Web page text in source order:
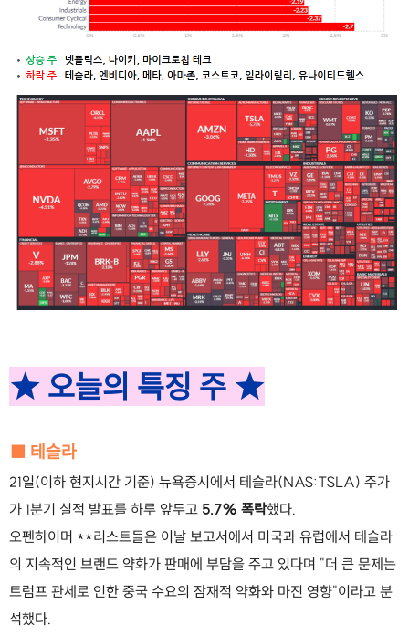
★ 오늘의 특징 주 ★
■ 테슬라
21일(이하 현지시간 기준) 뉴욕증시에서 테슬라(NAS:TSLA) 주가
가 1분기 실적 발표를 하루 앞두고 5.7% 폭락했다.
오펜하이머 **리스트들은 이날 보고서에서 미국과 유럽에서 테슬라
의 지속적인 브랜드 약화가 판매에 부담을 주고 있다며 "더 큰 문제는
트럼프 관세로 인한 중국 수요의 잠재적 약화와 마진 영향"이라고 분
석했다.